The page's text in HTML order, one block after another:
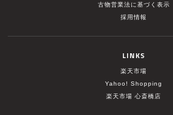
古物営業法に基づく表示
採用情報
LINKS
楽天市場
Yahoo! Shopping
楽天市場 心斎橋店